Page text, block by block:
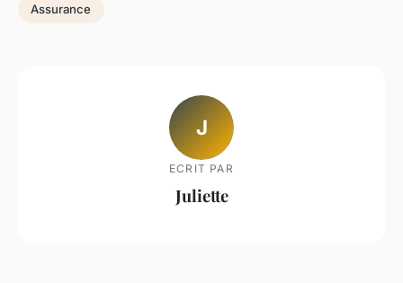
Assurance
J
ECRIT PAR
Juliette